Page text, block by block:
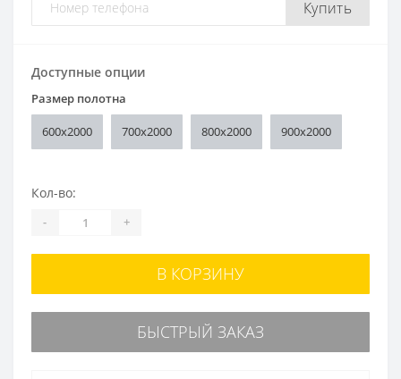
Купить
Доступные опции
Размер полотна
600x2000 700x2000 800x2000 900x2000
Кол-во:
- +
В КОРЗИНУ
БЫСТРЫЙ ЗАКАЗ